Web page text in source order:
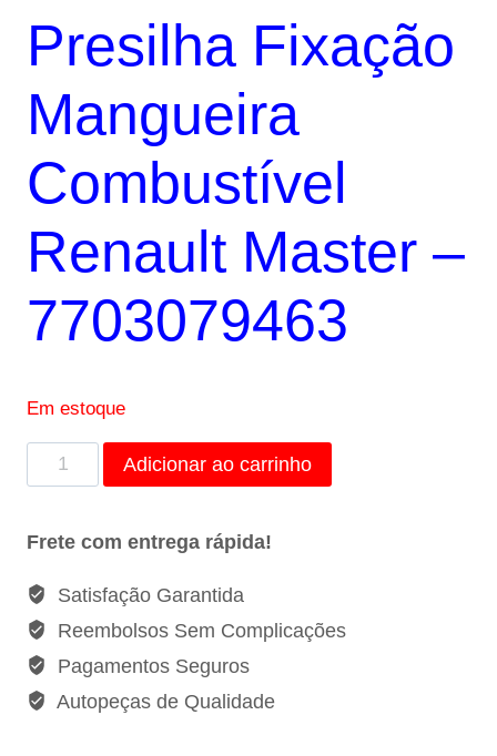
original
R$30,00.
atual
R$19,00.
Presilha Fixação
Mangueira
Combustível
Renault Master –
7703079463
Em estoque
Presilha
De
Da
Mangueira
De
Combustível
Renault
Master
Adicionar ao carrinho
Frete com entrega rápida!
Satisfação Garantida
Reembolsos Sem Complicações
Pagamentos Seguros
Autopeças de Qualidade